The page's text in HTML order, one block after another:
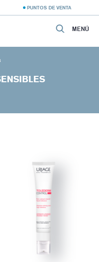
PUNTOS DE VENTA
MENÚ